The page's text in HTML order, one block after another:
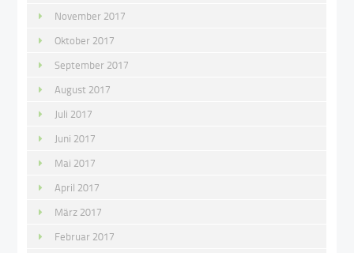
November 2017
Oktober 2017
September 2017
August 2017
Juli 2017
Juni 2017
Mai 2017
April 2017
März 2017
Februar 2017